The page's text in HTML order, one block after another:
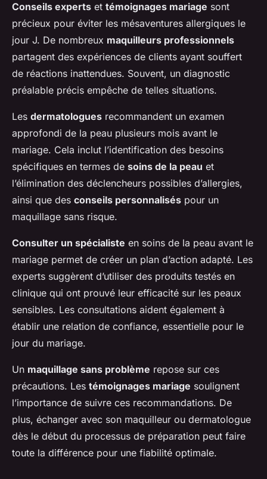
Conseils experts et témoignages mariage sont
précieux pour éviter les mésaventures allergiques le
jour J. De nombreux maquilleurs professionnels
partagent des expériences de clients ayant souffert
de réactions inattendues. Souvent, un diagnostic
préalable précis empêche de telles situations.
Les dermatologues recommandent un examen
approfondi de la peau plusieurs mois avant le
mariage. Cela inclut l’identification des besoins
spécifiques en termes de soins de la peau et
l’élimination des déclencheurs possibles d’allergies,
ainsi que des conseils personnalisés pour un
maquillage sans risque.
Consulter un spécialiste en soins de la peau avant le
mariage permet de créer un plan d’action adapté. Les
experts suggèrent d’utiliser des produits testés en
clinique qui ont prouvé leur efficacité sur les peaux
sensibles. Les consultations aident également à
établir une relation de confiance, essentielle pour le
jour du mariage.
Un maquillage sans problème repose sur ces
précautions. Les témoignages mariage soulignent
l’importance de suivre ces recommandations. De
plus, échanger avec son maquilleur ou dermatologue
dès le début du processus de préparation peut faire
toute la différence pour une fiabilité optimale.